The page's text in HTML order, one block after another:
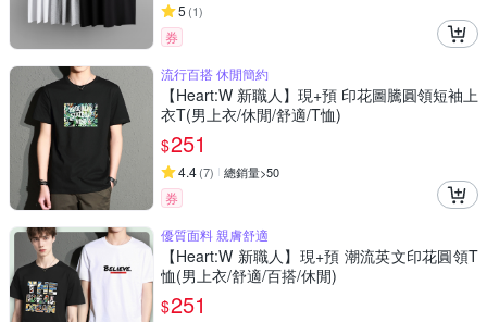
5 (1)
券
流行百搭 休閒簡約
【Heart:W 新職人】現+預 印花圖騰圓領短袖上
衣T(男上衣/休閒/舒適/T恤)
$251
4.4(7) 總銷量>50
券
優質面料 親膚舒適
【Heart:W 新職人】現+預 潮流英文印花圓領T
恤(男上衣/舒適/百搭/休閒)
$251